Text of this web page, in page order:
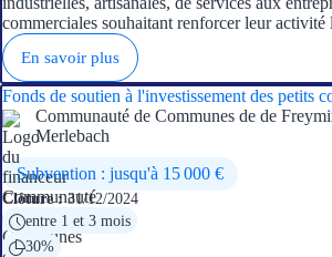
commerciales souhaitant renforcer leur activité
En savoir plus
Fonds de soutien à l'investissement des petits
Communauté de Communes de de
Merlebach
Subvention : jusqu'à 15 000 €
Clôture :31/12/2024
entre 1 et 3 mois
30%